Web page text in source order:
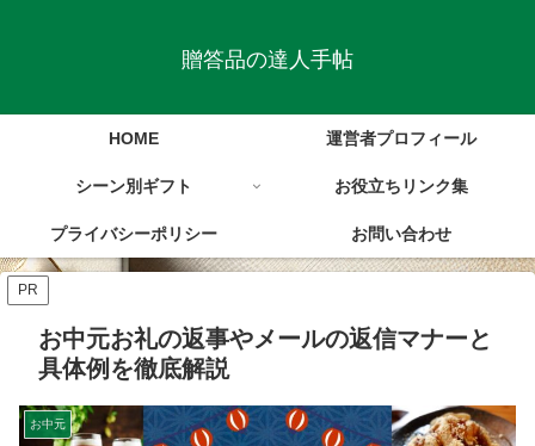
贈答品の達人手帖
HOME 運営者プロフィール
シーン別ギフト お役立ちリンク集
プライバシーポリシー お問い合わせ
PR
お中元お礼の返事やメールの返信マナーと
具体例を徹底解説
お中元